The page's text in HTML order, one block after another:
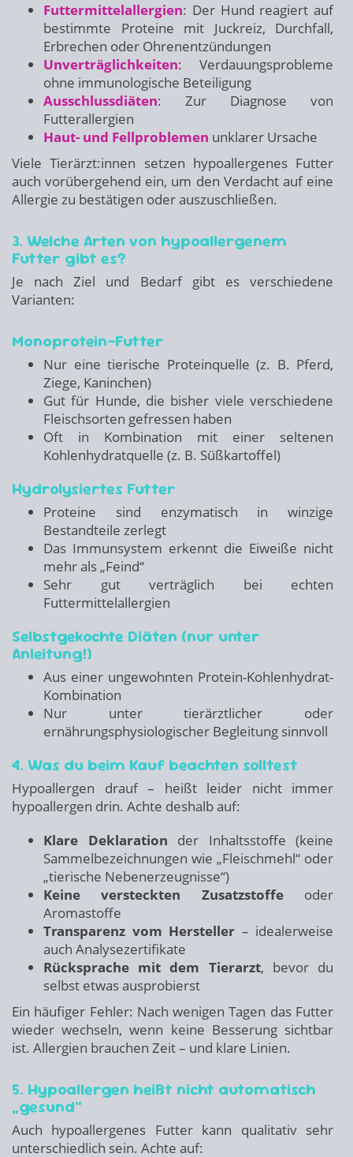
Futtermittelallergien: Der Hund reagiert auf
bestimmte Proteine mit Juckreiz, Durchfall,
Erbrechen oder Ohrenentzündungen
Unverträglichkeiten: Verdauungsprobleme
ohne immunologische Beteiligung
Ausschlussdiäten: Zur Diagnose von
Futterallergien
Haut- und Fellproblemen unklarer Ursache
Viele Tierärzt:innen setzen hypoallergenes Futter
auch vorübergehend ein, um den Verdacht auf eine
Allergie zu bestätigen oder auszuschließen.
3. Welche Arten von hypoallergenem
Futter gibt es?
Je nach Ziel und Bedarf gibt es verschiedene
Varianten:
Monoprotein-Futter
Nur eine tierische Proteinquelle (z. B. Pferd,
Ziege, Kaninchen)
Gut für Hunde, die bisher viele verschiedene
Fleischsorten gefressen haben
Oft in Kombination mit einer seltenen
Kohlenhydratquelle (z. B. Süßkartoffel)
Hydrolysiertes Futter
Proteine sind enzymatisch in winzige
Bestandteile zerlegt
Das Immunsystem erkennt die Eiweiße nicht
mehr als „Feind“
Sehr gut verträglich bei echten
Futtermittelallergien
Selbstgekochte Diäten (nur unter
Anleitung!)
Aus einer ungewohnten Protein-Kohlenhydrat-
Kombination
Nur unter tierärztlicher oder
ernährungsphysiologischer Begleitung sinnvoll
4. Was du beim Kauf beachten solltest
Hypoallergen drauf – heißt leider nicht immer
hypoallergen drin. Achte deshalb auf:
Klare Deklaration der Inhaltsstoffe (keine
Sammelbezeichnungen wie „Fleischmehl“ oder
„tierische Nebenerzeugnisse“)
Keine versteckten Zusatzstoffeoder
Aromastoffe
Transparenz vom Hersteller – idealerweise
auch Analysezertifikate
Rücksprache mit dem Tierarzt, bevor du
selbst etwas ausprobierst
Ein häufiger Fehler: Nach wenigen Tagen das Futter
wieder wechseln, wenn keine Besserung sichtbar
ist. Allergien brauchen Zeit – und klare Linien.
5. Hypoallergen heißt nicht automatisch
„gesund“
Auch hypoallergenes Futter kann qualitativ sehr
unterschiedlich sein. Achte auf: